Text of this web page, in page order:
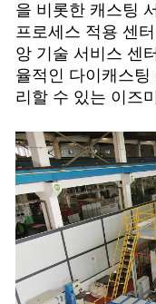
을 비롯한 캐스팅
프로세스 적용 센
앙 기술 서비스 센
율적인 다이캐스
리할 수 있는 이즈